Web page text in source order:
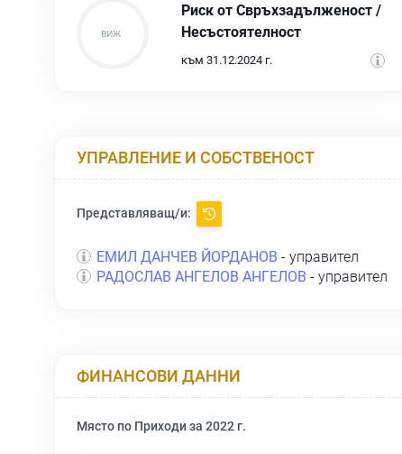
Риск от Свръхзадълженост /
Несъстоятелност
към 31.12.2024 г.
УПРАВЛЕНИЕ И СОБСТВЕНОСТ
Представляващ/и:
ЕМИЛ ДАНЧЕВ ЙОРДАНОВ - управител
РАДОСЛАВ АНГЕЛОВ АНГЕЛОВ - управител
ФИНАНСОВИ ДАННИ
Място по Приходи за 2022 г.